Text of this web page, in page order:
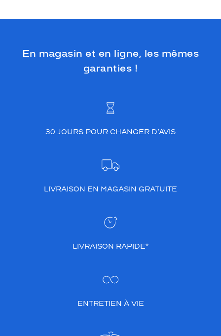
En magasin et en ligne, les mêmes
garanties !
30 JOURS POUR CHANGER D’AVIS
LIVRAISON EN MAGASIN GRATUITE
LIVRAISON RAPIDE*
ENTRETIEN À VIE